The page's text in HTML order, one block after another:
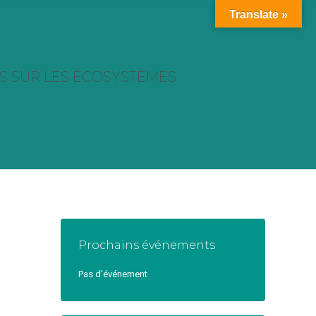
SUR LES ÉCOSYSTÈMES
Prochains événements
Pas d'événement
Translate »